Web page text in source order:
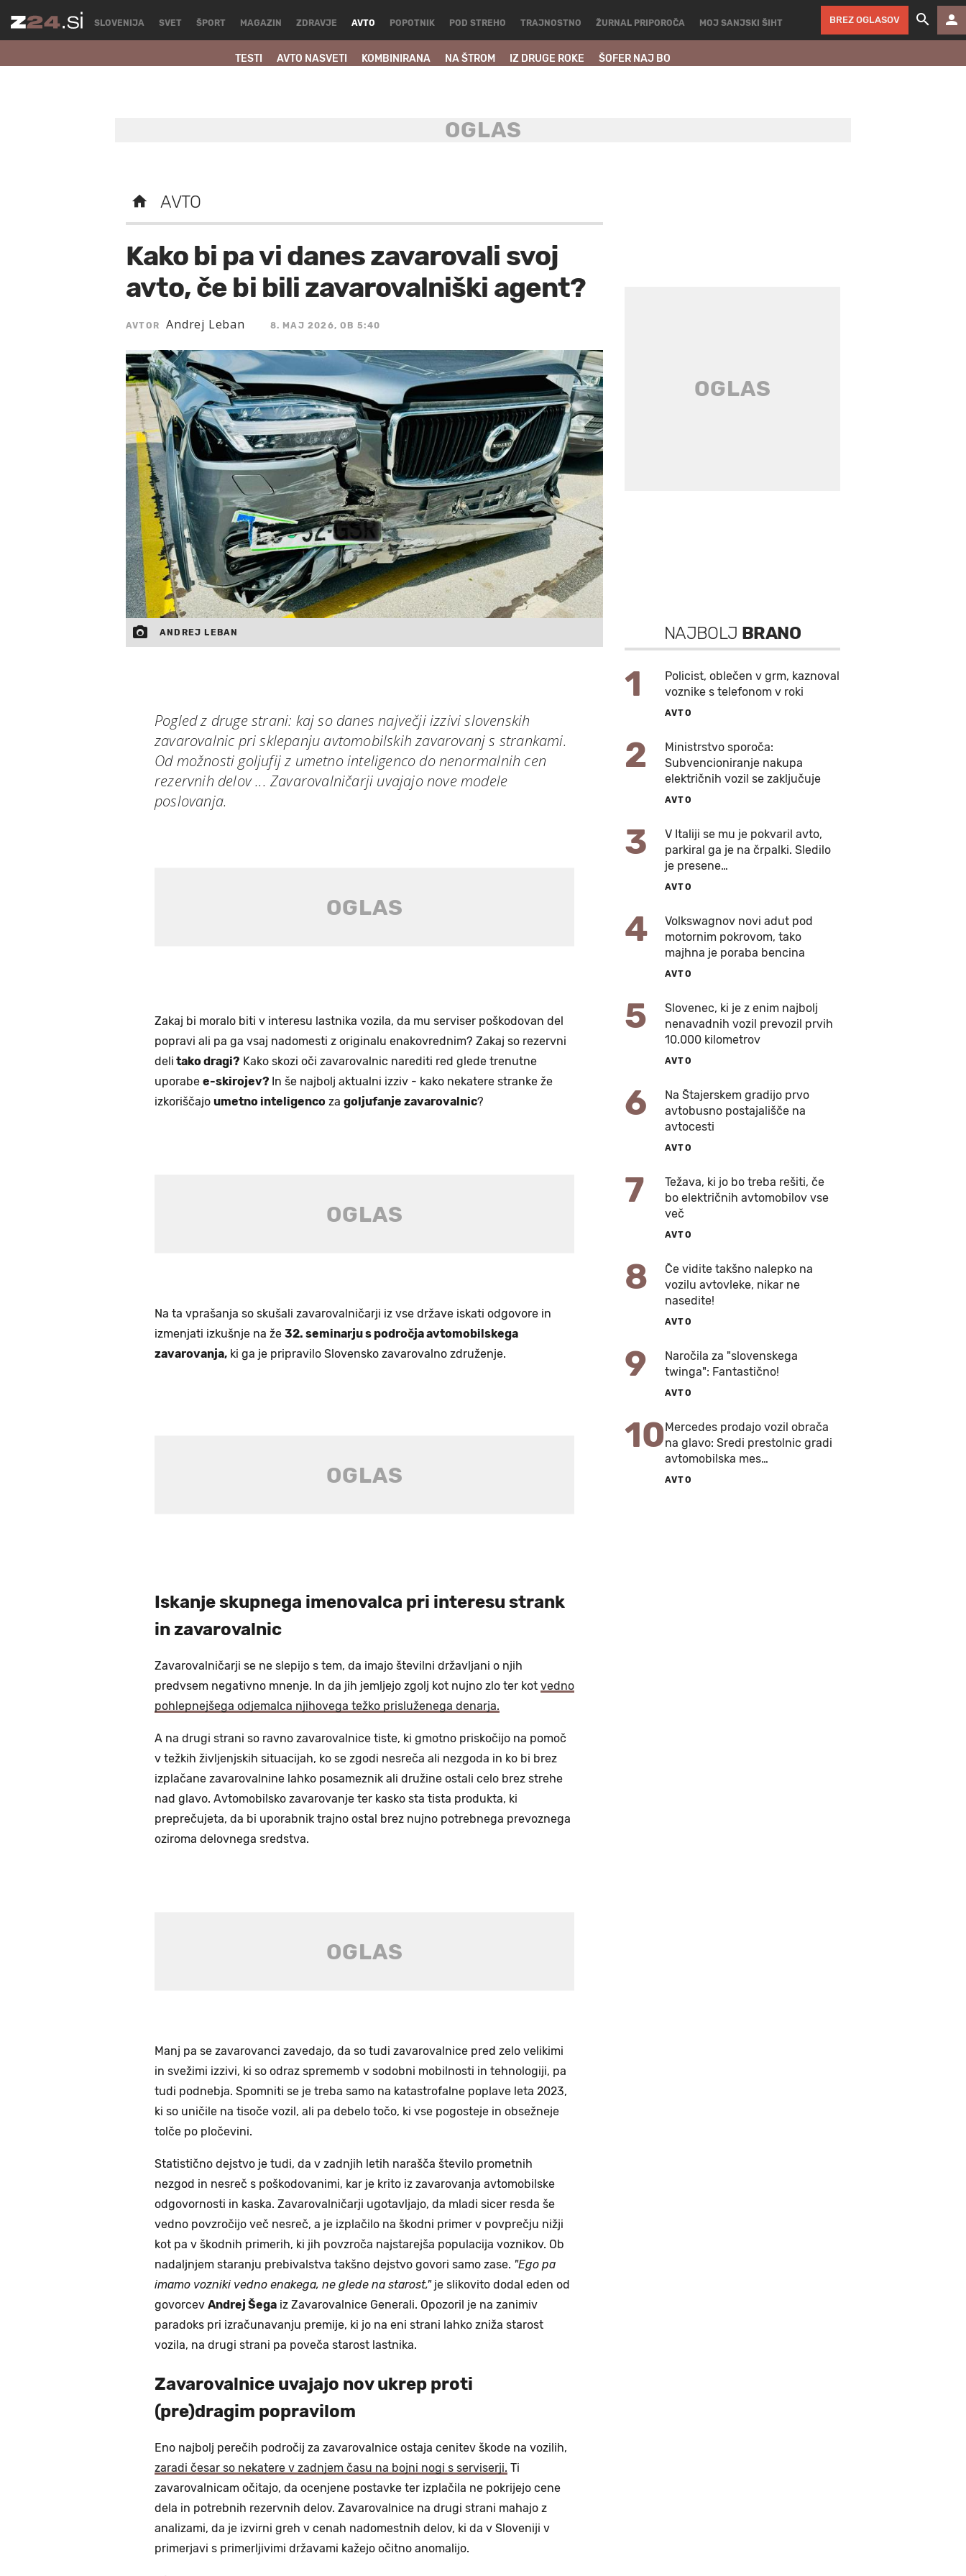
SLOVENIJA SVET ŠPORT MAGAZIN ZDRAVJE AVTO
TESTI AVTO NASVETI KOMBINIRANA NA ŠTROM IZ DRUGE ROKE ŠOFER NAJ BO
POPOTNIK POD STREHO TRAJNOSTNO ŽURNAL PRIPOROČA MOJ SANJSKI ŠIHT BREZ OGLASOV
AVTO
Kako bi pa vi danes zavarovali svoj
avto, če bi bili zavarovalniški agent?
AVTOR Andrej Leban 8. MAJ 2026, OB 5:40
ANDREJ LEBAN
Pogled z druge strani: kaj so danes največji izzivi slovenskih
zavarovalnic pri sklepanju avtomobilskih zavarovanj s strankami.
Od možnosti goljufij z umetno inteligenco do nenormalnih cen
rezervnih delov ... Zavarovalničarji uvajajo nove modele
poslovanja.
Zakaj bi moralo biti v interesu lastnika vozila, da mu serviser poškodovan del
popravi ali pa ga vsaj nadomesti z originalu enakovrednim? Zakaj so rezervni
deli tako dragi? Kako skozi oči zavarovalnic narediti red glede trenutne
uporabe e-skirojev? In še najbolj aktualni izziv - kako nekatere stranke že
izkoriščajo umetno inteligenco za goljufanje zavarovalnic?
Na ta vprašanja so skušali zavarovalničarji iz vse države iskati odgovore in
izmenjati izkušnje na že 32. seminarju s področja avtomobilskega
zavarovanja, ki ga je pripravilo Slovensko zavarovalno združenje.
Iskanje skupnega imenovalca pri interesu strank
in zavarovalnic
Zavarovalničarji se ne slepijo s tem, da imajo številni državljani o njih
predvsem negativno mnenje. In da jih jemljejo zgolj kot nujno zlo ter kot vedno
pohlepnejšega odjemalca njihovega težko prisluženega denarja.
A na drugi strani so ravno zavarovalnice tiste, ki gmotno priskočijo na pomoč
v težkih življenjskih situacijah, ko se zgodi nesreča ali nezgoda in ko bi brez
izplačane zavarovalnine lahko posameznik ali družine ostali celo brez strehe
nad glavo. Avtomobilsko zavarovanje ter kasko sta tista produkta, ki
preprečujeta, da bi uporabnik trajno ostal brez nujno potrebnega prevoznega
oziroma delovnega sredstva.
Manj pa se zavarovanci zavedajo, da so tudi zavarovalnice pred zelo velikimi
in svežimi izzivi, ki so odraz sprememb v sodobni mobilnosti in tehnologiji, pa
tudi podnebja. Spomniti se je treba samo na katastrofalne poplave leta 2023,
ki so uničile na tisoče vozil, ali pa debelo točo, ki vse pogosteje in obsežneje
tolče po pločevini.
Statistično dejstvo je tudi, da v zadnjih letih narašča število prometnih
nezgod in nesreč s poškodovanimi, kar je krito iz zavarovanja avtomobilske
odgovornosti in kaska. Zavarovalničarji ugotavljajo, da mladi sicer resda še
vedno povzročijo več nesreč, a je izplačilo na škodni primer v povprečju nižji
kot pa v škodnih primerih, ki jih povzroča najstarejša populacija voznikov. Ob
nadaljnjem staranju prebivalstva takšno dejstvo govori samo zase. "Ego pa
imamo vozniki vedno enakega, ne glede na starost,"je slikovito dodal eden od
govorcev Andrej Šega iz Zavarovalnice Generali. Opozoril je na zanimiv
paradoks pri izračunavanju premije, ki jo na eni strani lahko zniža starost
vozila, na drugi strani pa poveča starost lastnika.
Zavarovalnice uvajajo nov ukrep proti
(pre)dragim popravilom
Eno najbolj perečih področij za zavarovalnice ostaja cenitev škode na vozilih,
zaradi česar so nekatere v zadnjem času na bojni nogi s serviserji. Ti
zavarovalnicam očitajo, da ocenjene postavke ter izplačila ne pokrijejo cene
dela in potrebnih rezervnih delov. Zavarovalnice na drugi strani mahajo z
analizami, da je izvirni greh v cenah nadomestnih delov, ki da v Sloveniji v
primerjavi s primerljivimi državami kažejo očitno anomalijo.
NAJBOLJ BRANO
1
Policist, oblečen v grm, kaznoval
voznike s telefonom v roki
AVTO
2
Ministrstvo sporoča:
Subvencioniranje nakupa
električnih vozil se zaključuje
AVTO
3
V Italiji se mu je pokvaril avto,
parkiral ga je na črpalki. Sledilo
je presene…
AVTO
4
Volkswagnov novi adut pod
motornim pokrovom, tako
majhna je poraba bencina
AVTO
5
Slovenec, ki je z enim najbolj
nenavadnih vozil prevozil prvih
10.000 kilometrov
AVTO
6
Na Štajerskem gradijo prvo
avtobusno postajališče na
avtocesti
AVTO
7
Težava, ki jo bo treba rešiti, če
bo električnih avtomobilov vse
več
AVTO
8
Če vidite takšno nalepko na
vozilu avtovleke, nikar ne
nasedite!
AVTO
9
Naročila za "slovenskega
twinga": Fantastično!
AVTO
10Mercedes prodajo vozil obrača
na glavo: Sredi prestolnic gradi
avtomobilska mes…
AVTO